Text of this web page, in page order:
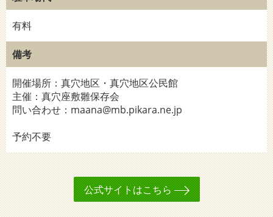
有料
備考
開催場所：真穴地区・真穴地区公民館
主催：真穴座敷雛保存会
問い合わせ：maana@mb.pikara.ne.jp
予約不要
公式サイトはこちら